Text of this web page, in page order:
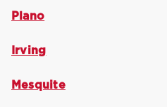
Plano
Irving
Mesquite